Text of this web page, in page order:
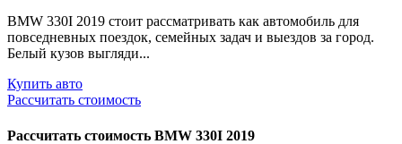
BMW 330I 2019 стоит рассматривать как автомобиль для
повседневных поездок, семейных задач и выездов за город.
Белый кузов выгляди...
Купить авто
Рассчитать стоимость
Рассчитать стоимость BMW 330I 2019